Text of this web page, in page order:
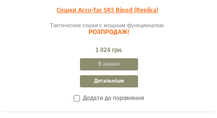
Сошки Accu-Tac SR5 Bipod (Replica)
Тактические сошки с мощным функционалом.
РОЗПРОДАЖ!
1 024 грн.
В кошик
Детальніше
Додати до порівняння